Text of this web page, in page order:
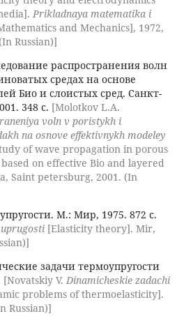
Prikladnaya matematika i
and Mechanics], 1972,
Russian)]
распространения волн
средах на основе
Био и слоистых сред. Санкт-
348 с. [Molotkov L.A.
voln v poristykh i
na osnove effektivnykh modeley
of wave propagation in porous
on effective Bio and layered
Saint petersburg, 2001. (In
М.: Мир, 1975. 872 с.
[Elasticity theory]. Mir,
задачи термоупругости
[Novatskiy V. Dinamicheskie zadachi
problems of thermoelasticity].
Russian)]